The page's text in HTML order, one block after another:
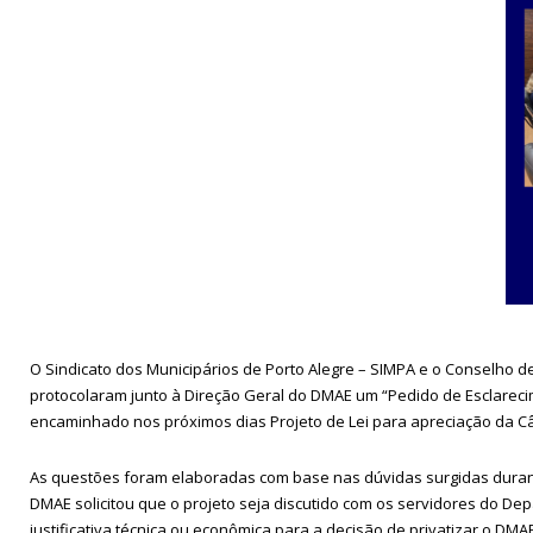
O Sindicato dos Municipários de Porto Alegre – SIMPA e o Conselho
protocolaram junto à Direção Geral do DMAE um “Pedido de
encaminhado nos próximos dias Projeto de Lei para apreciação da
As questões foram elaboradas com base nas dúvidas surgidas
DMAE solicitou que o projeto seja discutido com os servidores do